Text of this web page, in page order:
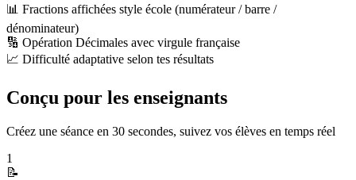
📊 Fractions affichées style école (numérateur / barre /
dénominateur)
🔢 Opération Décimales avec virgule française
📈 Difficulté adaptative selon tes résultats
Conçu pour les enseignants
Créez une séance en 30 secondes, suivez vos élèves en temps réel
1
📝